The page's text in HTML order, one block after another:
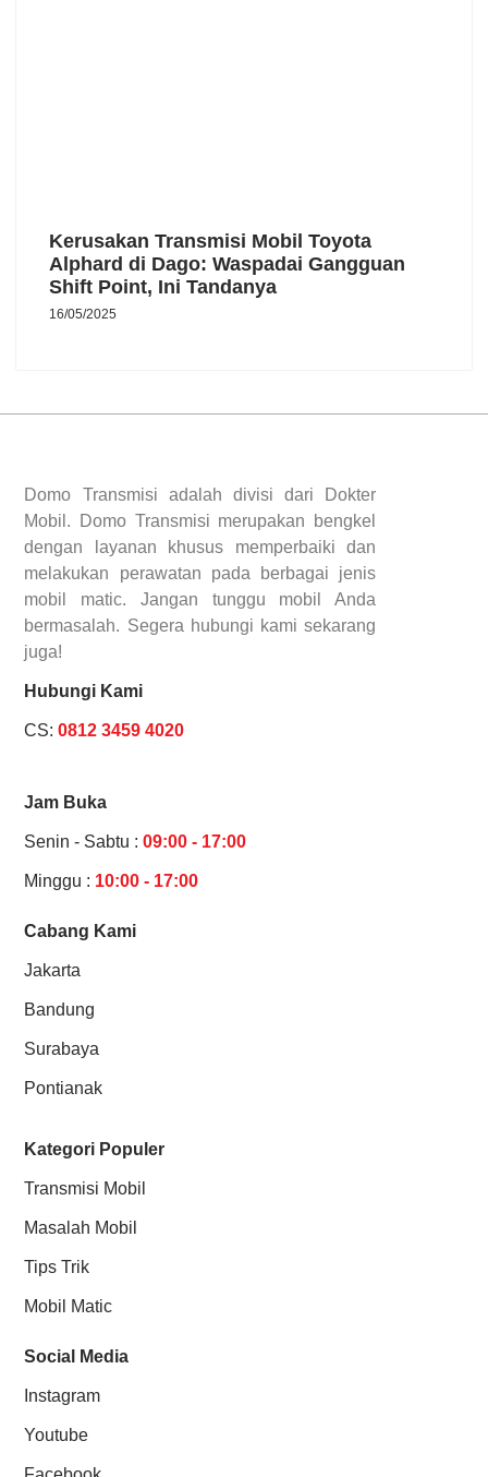
Kerusakan Transmisi Mobil Toyota
Alphard di Dago: Waspadai Gangguan
Shift Point, Ini Tandanya
16/05/2025
Domo Transmisi adalah divisi dari Dokter
Mobil. Domo Transmisi merupakan bengkel
dengan layanan khusus memperbaiki dan
melakukan perawatan pada berbagai jenis
mobil matic. Jangan tunggu mobil Anda
bermasalah. Segera hubungi kami sekarang
juga!
Hubungi Kami
CS:0812 3459 4020
Jam Buka
Senin - Sabtu :09:00 - 17:00
Minggu : 10:00 - 17:00
Cabang Kami
Jakarta
Bandung
Surabaya
Pontianak
Kategori Populer
Transmisi Mobil
Masalah Mobil
Tips Trik
Mobil Matic
Social Media
Instagram
Youtube